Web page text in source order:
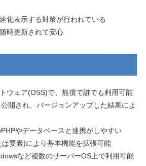
化表示する対策が行われている
時更新されて安心
ウェア(OSS)で、無償で誰でも利用可能
開され、バージョンアップした結果によ
やデータベースと連携がしやすい
要素)により基本機能を拡張可能
など複数のサーバーOS上で利用可能